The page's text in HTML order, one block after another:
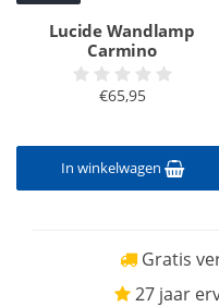
Lucide Wandlamp
Carmino
€65,95
In winkelwagen
Gratis
27 jaar